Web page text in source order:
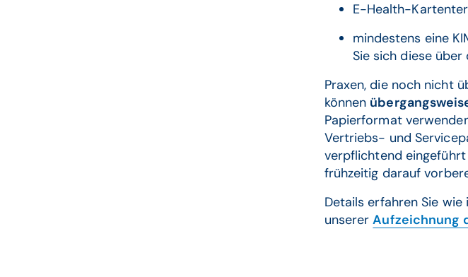
E-Health-
mindestens eine
Sie sich diese
Praxen, die noch nicht
können
Papierformat
Vertriebs- und
verpflichtend eingeführt
frühzeitig darauf
Details erfahren Sie
unsererAufzeichnung